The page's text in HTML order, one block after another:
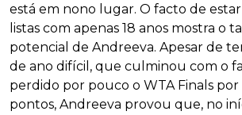
está em nono lugar. O facto de estar
listas com apenas 18 anos mostra o
potencial de Andreeva. Apesar de
de ano difícil, que culminou com o
perdido por pouco o WTA Finals
pontos, Andreeva provou que, no